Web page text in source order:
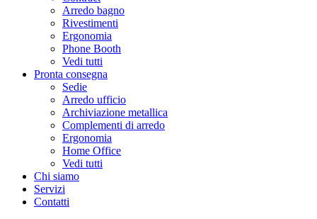
Arredo bagno
Rivestimenti
Ergonomia
Phone Booth
Vedi tutti
Pronta consegna
Sedie
Arredo ufficio
Archiviazione metallica
Complementi di arredo
Ergonomia
Home Office
Vedi tutti
Chi siamo
Servizi
Contatti